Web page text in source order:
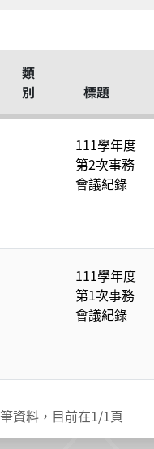
類
別
標題
111學年度
第2次事務
會議紀錄
111學年度
第1次事務
會議紀錄
筆資料，目前在1/1頁